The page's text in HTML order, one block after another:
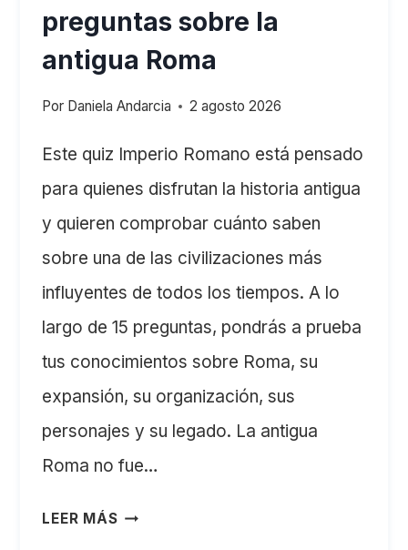
preguntas sobre la
antigua Roma
Por Daniela Andarcia 2 agosto 2026
Este quiz Imperio Romano está pensado
para quienes disfrutan la historia antigua
y quieren comprobar cuánto saben
sobre una de las civilizaciones más
influyentes de todos los tiempos. A lo
largo de 15 preguntas, pondrás a prueba
tus conocimientos sobre Roma, su
expansión, su organización, sus
personajes y su legado. La antigua
Roma no fue…
LEER MÁS QUIZ